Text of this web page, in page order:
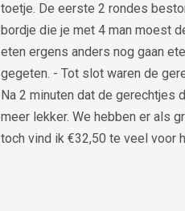
toetje. De eerste 2 rondes
bordje die je met 4 man moest
eten ergens anders nog gaan
gegeten. - Tot slot waren de
Na 2 minuten dat de gerechtjes
meer lekker. We hebben er als
toch vind ik €32,50 te veel voor